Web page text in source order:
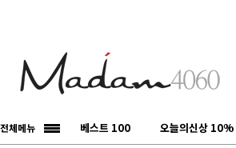
전체메뉴 베스트 100 오늘의신상 10%